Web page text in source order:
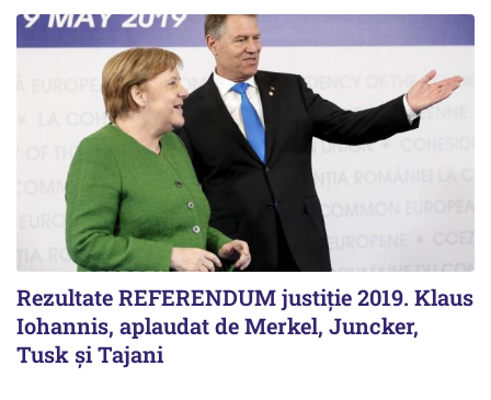
Rezultate REFERENDUM justiție 2019. Klaus
Iohannis, aplaudat de Merkel, Juncker,
Tusk și Tajani